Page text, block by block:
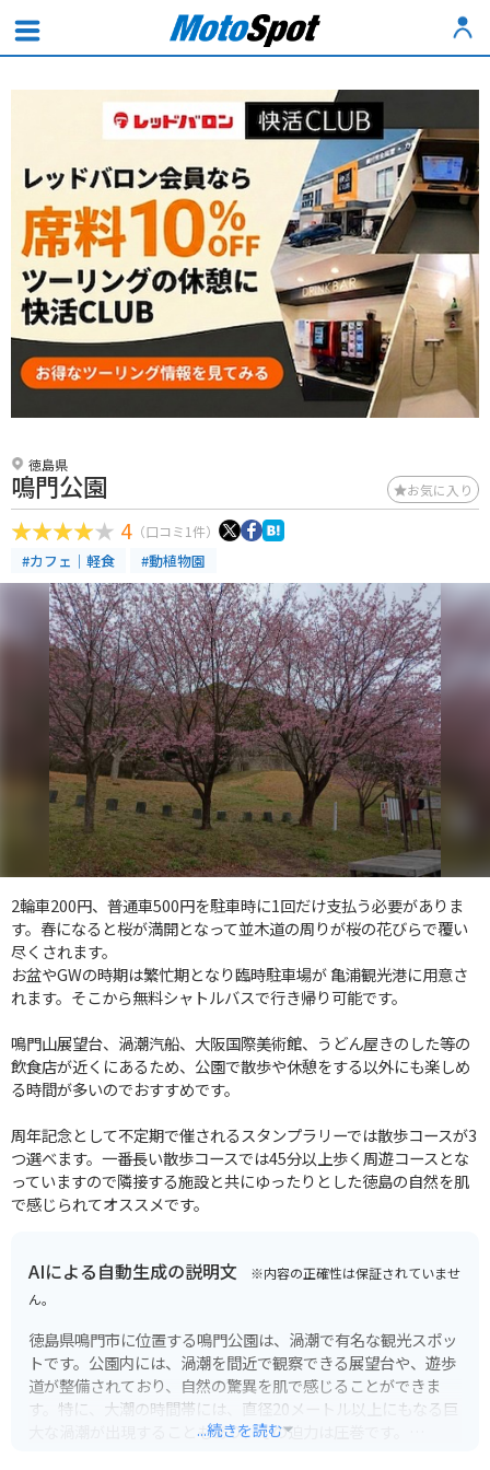
徳島県
鳴門公園 お気に入り
4 （口コミ1件）
#カフェ｜軽食 #動植物園
2輪車200円、普通車500円を駐車時に1回だけ支払う必要がありま
す。春になると桜が満開となって並木道の周りが桜の花びらで覆い
尽くされます。
お盆やGWの時期は繁忙期となり臨時駐車場が 亀浦観光港に用意さ
れます。そこから無料シャトルバスで行き帰り可能です。
鳴門山展望台、渦潮汽船、大阪国際美術館、うどん屋きのした等の
飲食店が近くにあるため、公園で散歩や休憩をする以外にも楽しめ
る時間が多いのでおすすめです。
周年記念として不定期で催されるスタンプラリーでは散歩コースが3
つ選べます。一番長い散歩コースでは45分以上歩く周遊コースとな
っていますので隣接する施設と共にゆったりとした徳島の自然を肌
で感じられてオススメです。
AIによる自動生成の説明文 ※内容の正確性は保証されていませ
ん。
徳島県鳴門市に位置する鳴門公園は、渦潮で有名な観光スポッ
トです。公園内には、渦潮を間近で観察できる展望台や、遊歩
道が整備されており、自然の驚異を肌で感じることができま
す。特に、大潮の時間帯には、直径20メートル以上にもなる巨
大な渦潮が出現することもあり、その迫力は圧巻です。
...続きを読む